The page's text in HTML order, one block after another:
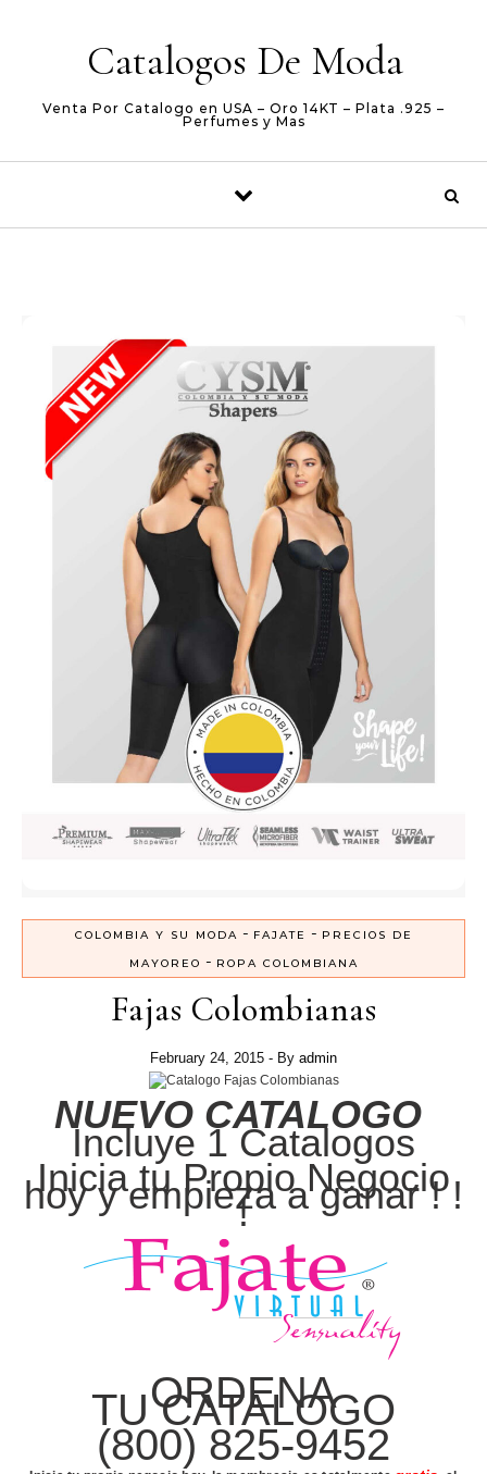
Catalogos De Moda
Venta Por Catalogo en USA – Oro 14KT – Plata .925 –
Perfumes y Mas
COLOMBIA Y SU MODA - FAJATE - PRECIOS DE
MAYOREO - ROPA COLOMBIANA
Fajas Colombianas
February 24, 2015 - By admin
NUEVO CATALOGO
Incluye 1 Catalogos
Inicia tu Propio Negocio
hoy y empieza a ganar ! !
!
ORDENA
TU CATALOGO
(800) 825-9452